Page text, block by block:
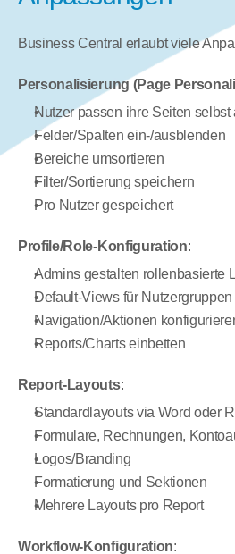
Business Central erlaubt viele
Personalisierung (Page
Nutzer passen ihre Seiten selbst
Felder/Spalten ein-/ausblenden
Bereiche umsortieren
Filter/Sortierung speichern
Pro Nutzer gespeichert
Profile/Role-Konfiguration:
Admins gestalten rollenbasierte
Default-Views für Nutzergruppen
Navigation/Aktionen
Reports/Charts einbetten
Report-Layouts:
Standardlayouts via Word oder
Formulare, Rechnungen,
Logos/Branding
Formatierung und Sektionen
Mehrere Layouts pro Report
Workflow-Konfiguration: